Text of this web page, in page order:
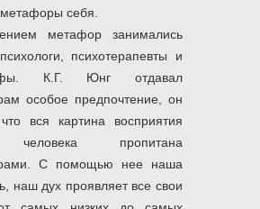
себя.
метафор занимались
психотерапевты и
К.Г. Юнг отдавал
особое предпочтение, он
вся картина восприятия
пропитана
С помощью нее наша
наш дух проявляет все свои